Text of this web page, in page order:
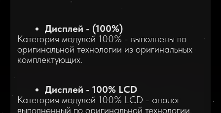
Дисплей - 100% LCD
Категория модулей 100% LCD - аналог
выполненный по оригинальной технологии,
сенсор интегрирован в ЖК-матрицу. При
производстве используется оригинальная
матрица. Данная категория модулей имеет
техническую возможность замены защитного
Дисплеи качества (COG-B)
COF («Chip on Flex») — чип расположен на